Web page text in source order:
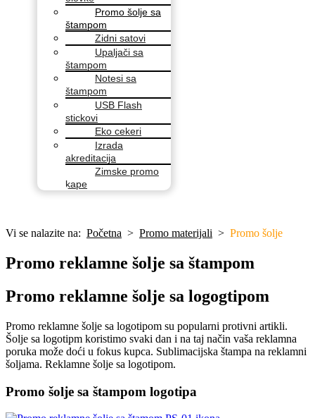
Promo šolje sa
štampom
Zidni satovi
Upaljači sa
štampom
Notesi sa
štampom
USB Flash
stickovi
Eko cekeri
Izrada
akreditacija
Zimske promo
kape
Vi se nalazite na: Početna > Promo materijali > Promo šolje
Promo reklamne šolje sa štampom
Promo reklamne šolje sa logogtipom
Promo reklamne šolje sa logotipom su popularni protivni artikli.
Šolje sa logotipm koristimo svaki dan i na taj način vaša reklamna
poruka može doći u fokus kupca. Sublimacijska štampa na reklamni
šoljama. Reklamne šolje sa logotipom.
Promo šolje sa štampom logotipa